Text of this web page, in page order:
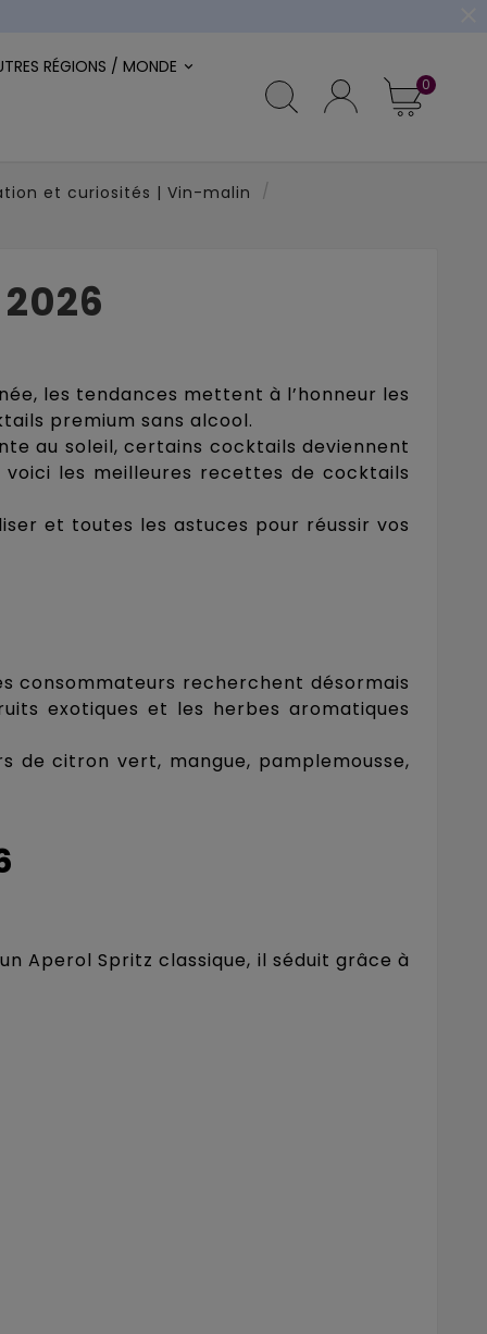
RÉGIONS / MONDE
0
et curiosités | Vin-malin
les tendances mettent à l’honneur les
premium sans alcool.
au soleil, certains cocktails deviennent
les meilleures recettes de cocktails
et toutes les astuces pour réussir vos
consommateurs recherchent désormais
exotiques et les herbes aromatiques
de citron vert, mangue, pamplemousse,
Aperol Spritz classique, il séduit grâce à